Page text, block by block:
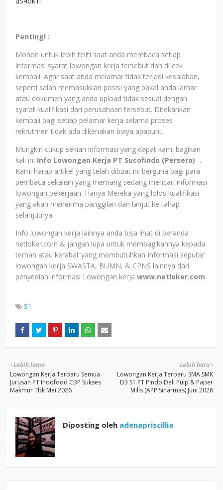
Penting! :
Mohon untuk lebih teliti saat anda membaca setiap
informasi syarat lowongan kerja tersebut dan di cek
kembali. Agar saat anda melamar tidak terjadi kesalahan,
seperti salah memasukkan posisi yang bakal anda lamar
atau dokumen yang anda upload tidak sesuai dengan
syarat kualifikasi dari perusahaan tersebut. Ditekankan
kembali bagi setiap pelamar kerja selama proses
rekrutmen tidak ada dikenakan biaya apapun!.
Mungkin cukup sekian informasi yang dapat kami bagikan
kali ini Info Lowongan Kerja PT Sucofindo (Persero) -.
Kami harap artikel yang telah dibuat ini berguna bagi para
pembaca sekalian yang memang sedang mencari informasi
lowongan pekerjaan. Hanya Mereka yang lolos kualifikasi
yang akan menerima panggilan dan lanjut ke tahap
selanjutnya.
Info lowongan kerja lainnya anda bisa lihat di beranda
netloker.com & jangan lupa untuk membagikannya kepada
teman atau kerabat yang membutuhkan Informasi seputar
lowongan kerja SWASTA, BUMN, & CPNS lainnya dari
penyediah informasi Lowongan kerja www.netloker.com
S1
Lebih baru
Lowongan Kerja Terbaru SMA SMK
D3 S1 PT Pindo Deli Pulp & Paper
Mills (APP Sinarmas) Juni 2026
Lebih lama
Lowongan Kerja Terbaru Semua
Jurusan PT Indofood CBP Sukses
Makmur Tbk Mei 2026
Diposting oleh adenapriscillia